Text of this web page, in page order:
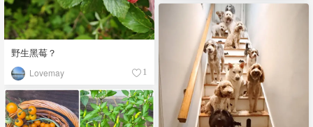
野生黑莓？
Lovemay 1